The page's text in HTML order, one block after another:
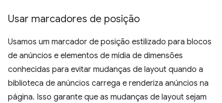
Usar marcadores de posição
Usamos um marcador de posição estilizado para blocos
de anúncios e elementos de mídia de dimensões
conhecidas para evitar mudanças de layout quando a
biblioteca de anúncios carrega e renderiza anúncios na
página. Isso garante que as mudanças de layout sejam